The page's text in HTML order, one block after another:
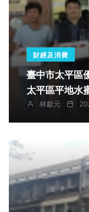
財經及消費
臺中市太平區優質
太平區平地水
林獻元